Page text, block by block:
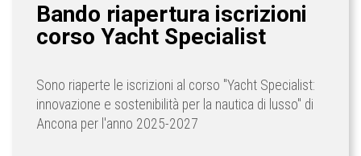
Bando riapertura iscrizioni
corso Yacht Specialist
Sono riaperte le iscrizioni al corso "Yacht Specialist:
innovazione e sostenibilità per la nautica di lusso" di
Ancona per l'anno 2025-2027